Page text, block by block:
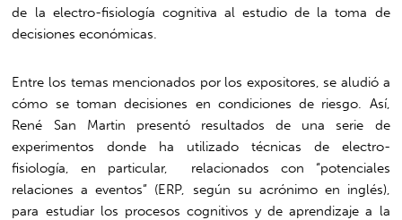
de la electro-fisiología cognitiva al estudio de la toma de
decisiones económicas.
Entre los temas mencionados por los expositores, se aludió a
cómo se toman decisiones en condiciones de riesgo. Así,
René San Martin presentó resultados de una serie de
experimentos donde ha utilizado técnicas de electro-
fisiología, en particular, relacionados con “potenciales
relaciones a eventos” (ERP, según su acrónimo en inglés),
para estudiar los procesos cognitivos y de aprendizaje a la